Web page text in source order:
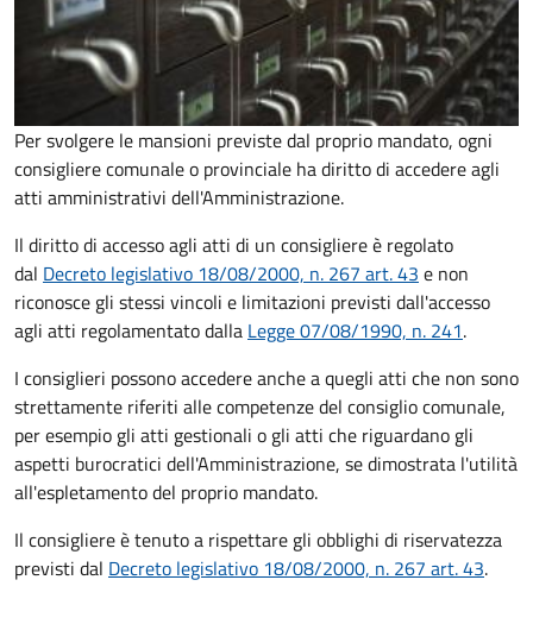
Per svolgere le mansioni previste dal proprio mandato, ogni
consigliere comunale o provinciale ha diritto di accedere agli
atti amministrativi dell'Amministrazione.
Il diritto di accesso agli atti di un consigliere è regolato
dal Decreto legislativo 18/08/2000, n. 267 art. 43 e non
riconosce gli stessi vincoli e limitazioni previsti dall'accesso
agli atti regolamentato dalla Legge 07/08/1990, n. 241.
I consiglieri possono accedere anche a quegli atti che non sono
strettamente riferiti alle competenze del consiglio comunale,
per esempio gli atti gestionali o gli atti che riguardano gli
aspetti burocratici dell'Amministrazione, se dimostrata l'utilità
all'espletamento del proprio mandato.
Il consigliere è tenuto a rispettare gli obblighi di riservatezza
previsti dal Decreto legislativo 18/08/2000, n. 267 art. 43.